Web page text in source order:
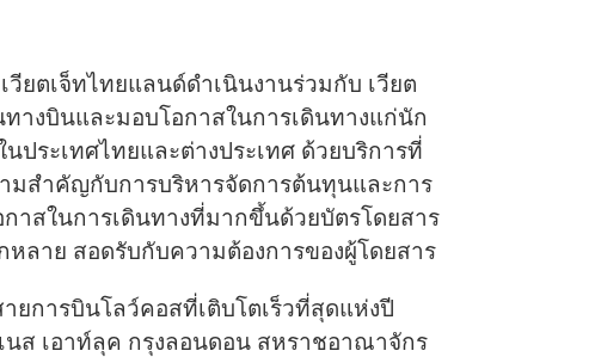
วียตเจ็ทไทยแลนด์ดำเนินงานร่วมกับ เวียต
างบินและมอบโอกาสในการเดินทางแก่นัก
ประเทศไทยและต่างประเทศ ด้วยบริการที่
มสำคัญกับการบริหารจัดการต้นทุนและการ
าสในการเดินทางที่มากขึ้นด้วยบัตรโดยสาร
ลาย สอดรับกับความต้องการของผู้โดยสาร
ยการบินโลว์คอสที่เติบโตเร็วที่สุดแห่งปี
นส เอาท์ลุค กรุงลอนดอน สหราชอาณาจักร